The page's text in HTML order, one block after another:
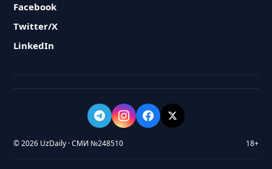
Facebook
Twitter/X
LinkedIn
© 2026 UzDaily · СМИ №248510 18+